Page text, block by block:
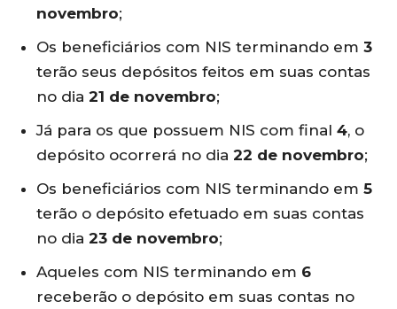
novembro;
Os beneficiários com NIS terminando em 3
terão seus depósitos feitos em suas contas
no dia 21 de novembro;
Já para os que possuem NIS com final 4, o
depósito ocorrerá no dia 22 de novembro;
Os beneficiários com NIS terminando em 5
terão o depósito efetuado em suas contas
no dia 23 de novembro;
Aqueles com NIS terminando em 6
receberão o depósito em suas contas no